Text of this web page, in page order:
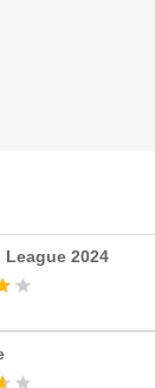
2024